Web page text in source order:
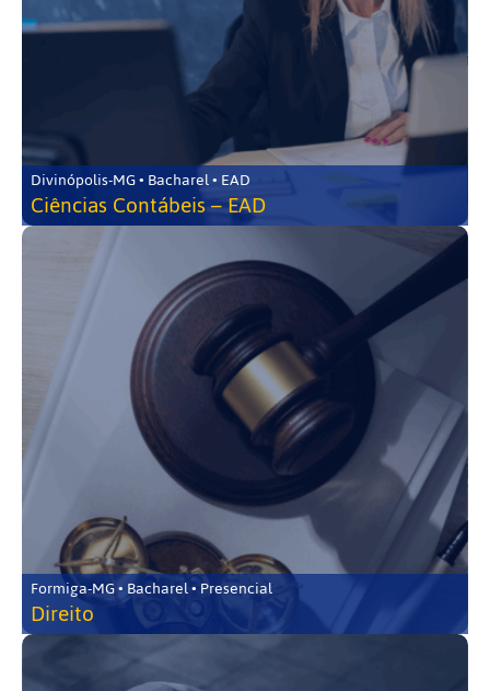
Divinópolis-MG • Bacharel • EAD
Ciências Contábeis – EAD
Formiga-MG • Bacharel • Presencial
Direito